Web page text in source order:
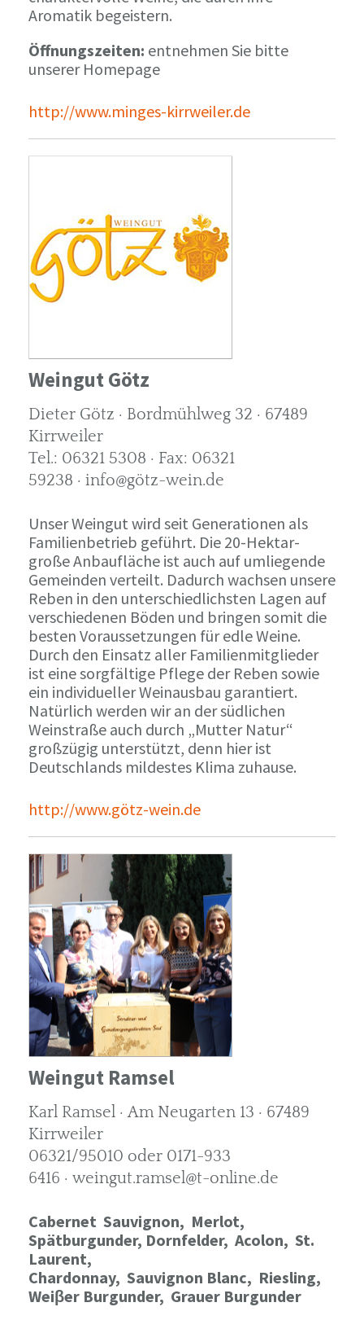
Aromatik begeistern.
Öffnungszeiten: entnehmen Sie bitte
unserer Homepage
http://www.minges-kirrweiler.de
Weingut Götz
Dieter Götz · Bordmühlweg 32 · 67489
Kirrweiler
Tel.: 06321 5308 · Fax: 06321
59238 · info@götz-wein.de
Unser Weingut wird seit Generationen als
Familienbetrieb geführt. Die 20-Hektar-
große Anbaufläche ist auch auf umliegende
Gemeinden verteilt. Dadurch wachsen unsere
Reben in den unterschiedlichsten Lagen auf
verschiedenen Böden und bringen somit die
besten Voraussetzungen für edle Weine.
Durch den Einsatz aller Familienmitglieder
ist eine sorgfältige Pflege der Reben sowie
ein individueller Weinausbau garantiert.
Natürlich werden wir an der südlichen
Weinstraße auch durch „Mutter Natur“
großzügig unterstützt, denn hier ist
Deutschlands mildestes Klima zuhause.
http://www.götz-wein.de
Weingut Ramsel
Karl Ramsel · Am Neugarten 13 · 67489
Kirrweiler
06321/95010 oder 0171-933
6416 · weingut.ramsel@t-online.de
Cabernet Sauvignon, Merlot,
Spätburgunder, Dornfelder, Acolon, St.
Laurent,
Chardonnay, Sauvignon Blanc, Riesling,
Weiβer Burgunder, Grauer Burgunder